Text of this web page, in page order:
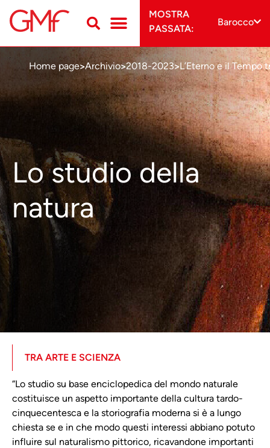
MOSTRA
PASSATA:
Barocco
Home page>Archivio>2018-2023>L’Eterno e il Tempo
Lo studio della
natura
TRA ARTE E SCIENZA
“Lo studio su base enciclopedica del mondo naturale
costituisce un aspetto importante della cultura tardo-
cinquecentesca e la storiografia moderna si è a lungo
chiesta se e in che modo questi interessi abbiano potuto
influire sul naturalismo pittorico, ricavandone importanti